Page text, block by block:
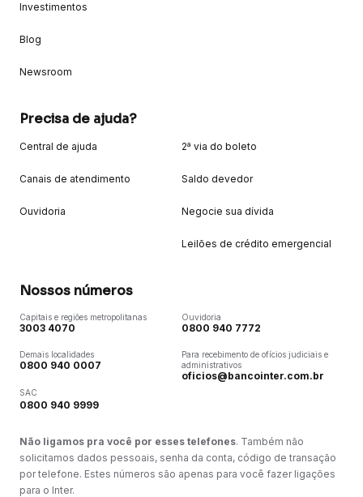
Investimentos
Blog
Newsroom
Precisa de ajuda?
Central de ajuda
Canais de atendimento
Ouvidoria
2ª via do boleto
Saldo devedor
Negocie sua dívida
Leilões de crédito emergencial
Nossos números
Capitais e regiões metropolitanas
3003 4070
Demais localidades
0800 940 0007
SAC
0800 940 9999
Ouvidoria
0800 940 7772
Para recebimento de ofícios judiciais e
administrativos
oficios@bancointer.com.br
Não ligamos pra você por esses telefones. Também não
solicitamos dados pessoais, senha da conta, código de transação
por telefone. Estes números são apenas para você fazer ligações
para o Inter.